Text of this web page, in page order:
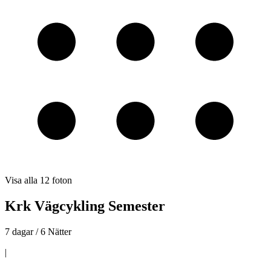
Visa alla 12 foton
Krk Vägcykling Semester
7 dagar / 6 Nätter
|